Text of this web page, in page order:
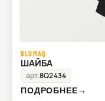
BLUMAQ
ШАЙБА
арт.8Q2434
ПОДРОБНЕЕ→